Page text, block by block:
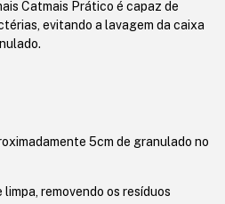
Catmais Prático é capaz de
evitando a lavagem da caixa
5cm de granulado no
removendo os resíduos